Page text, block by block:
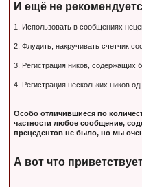
И ещё не
1. Использовать в сообщениях
2. Флудить, накручивать счетчик
3. Регистрация ников, содержащих
4. Регистрация нескольких ников
Особо отличившиеся по
частности любое сообщение,
прецедентов не было, но мы
А вот что